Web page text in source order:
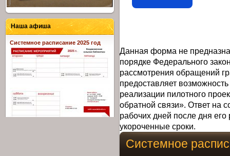
Данная форма не
порядке Федерального
рассмотрения обращений
предоставляет
реализации пилотного
обратной связи». Ответ на
рабочих дней после дня
укороченные сроки.
Системное
Наша афиша
Системное расписание 2025 год